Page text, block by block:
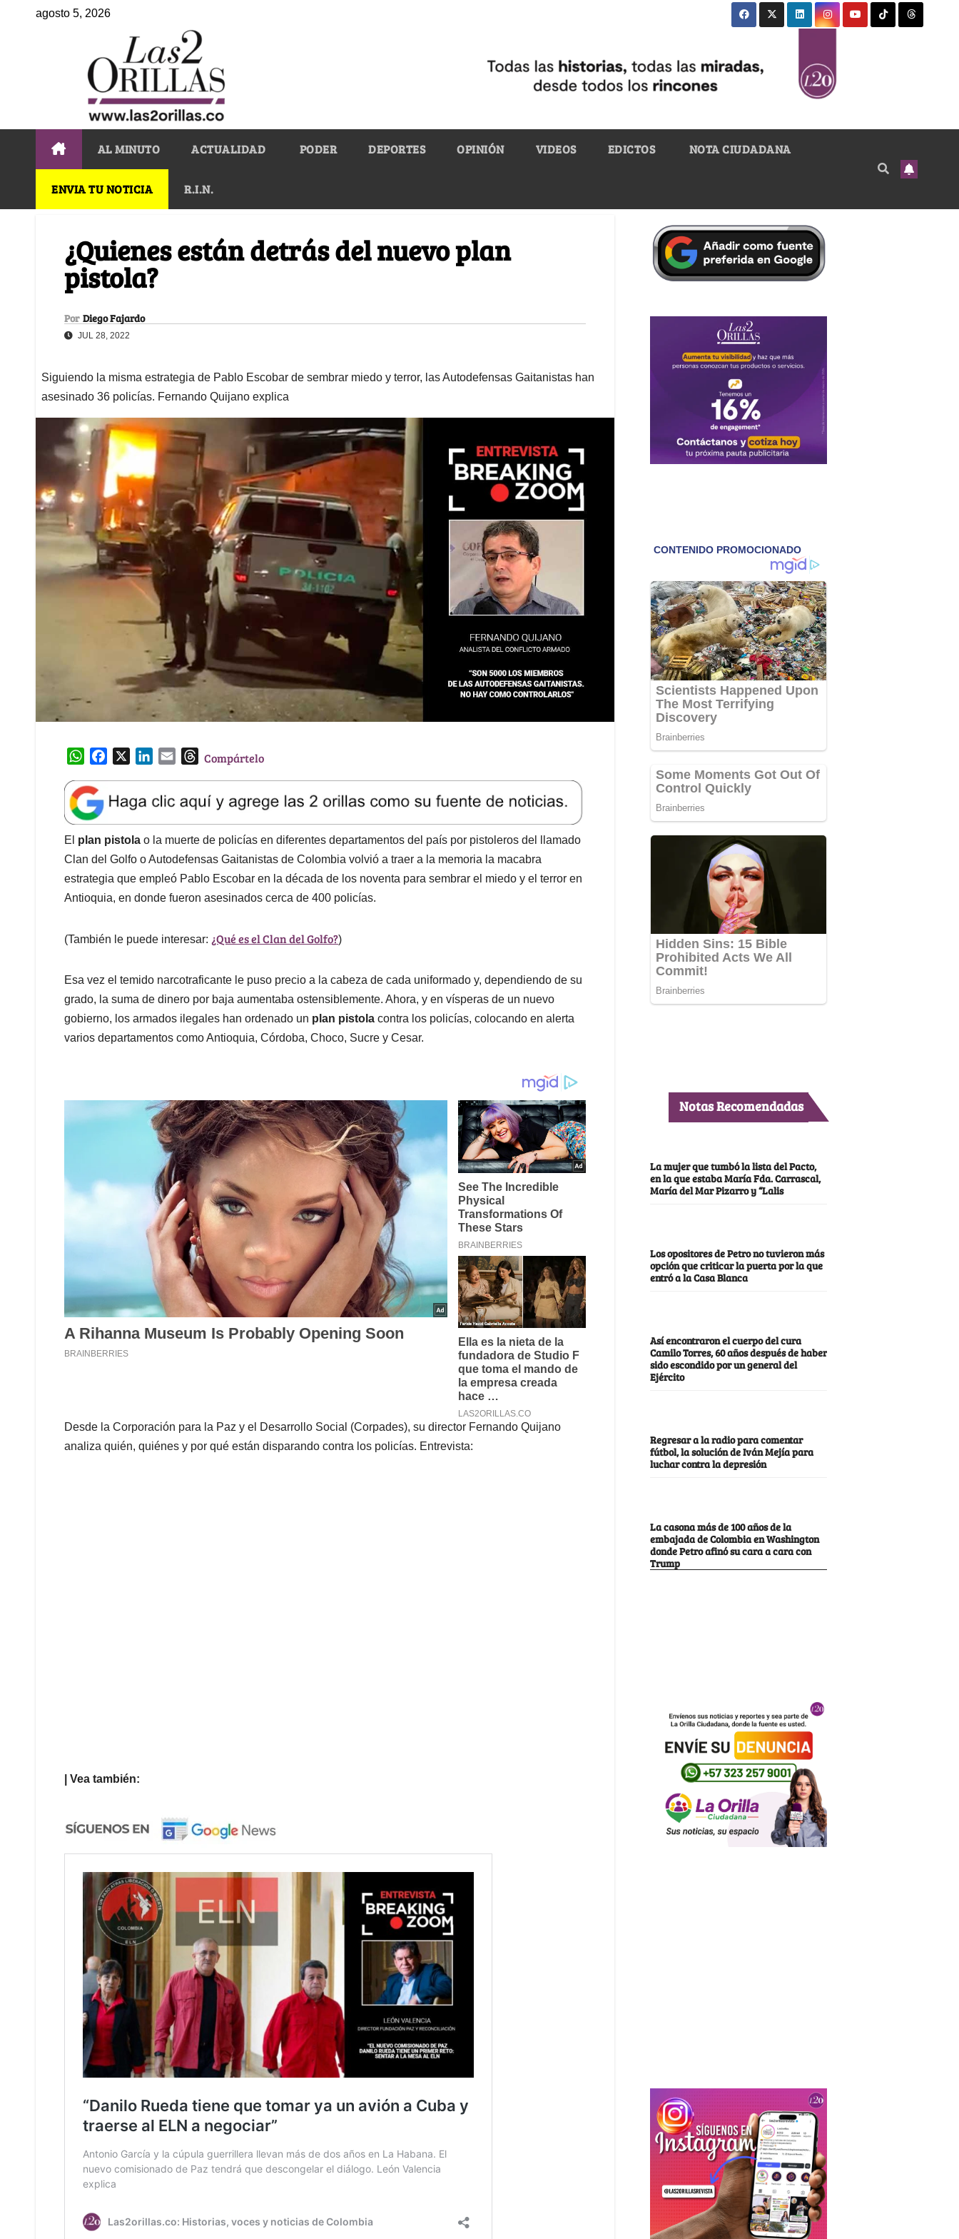
agosto 5, 2026
AL MINUTO ACTUALIDAD PODER DEPORTES OPINIÓN VIDEOS EDICTOS NOTA CIUDADANA
ENVIA TU NOTICIA R.I.N.
¿Quienes están detrás del nuevo plan
pistola?
Por Diego Fajardo
JUL 28, 2022
Siguiendo la misma estrategia de Pablo Escobar de sembrar miedo y terror, las Autodefensas Gaitanistas han
asesinado 36 policías. Fernando Quijano explica
W
a
t
s
A
p
p
e
b
o
o
k
k
e
d
I
n
l
T
e
a
d
s
Compártelo
El plan pistola o la muerte de policías en diferentes departamentos del país por pistoleros del llamado
Clan del Golfo o Autodefensas Gaitanistas de Colombia volvió a traer a la memoria la macabra
estrategia que empleó Pablo Escobar en la década de los noventa para sembrar el miedo y el terror en
Antioquia, en donde fueron asesinados cerca de 400 policías.
(También le puede interesar: ¿Qué es el Clan del Golfo?)
Esa vez el temido narcotraficante le puso precio a la cabeza de cada uniformado y, dependiendo de su
grado, la suma de dinero por baja aumentaba ostensiblemente. Ahora, y en vísperas de un nuevo
gobierno, los armados ilegales han ordenado un plan pistola contra los policías, colocando en alerta
varios departamentos como Antioquia, Córdoba, Choco, Sucre y Cesar.
Desde la Corporación para la Paz y el Desarrollo Social (Corpades), su director Fernando Quijano
analiza quién, quiénes y por qué están disparando contra los policías. Entrevista:
| Vea también:
Notas Recomendadas
La mujer que tumbó la lista del Pacto,
en la que estaba María Fda. Carrascal,
María del Mar Pizarro y “Lalis
Los opositores de Petro no tuvieron más
opción que criticar la puerta por la que
entró a la Casa Blanca
Así encontraron el cuerpo del cura
Camilo Torres, 60 años después de haber
sido escondido por un general del
Ejército
Regresar a la radio para comentar
fútbol, la solución de Iván Mejía para
luchar contra la depresión
La casona más de 100 años de la
embajada de Colombia en Washington
donde Petro afinó su cara a cara con
Trump